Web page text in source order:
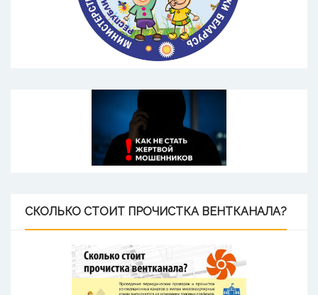
СКОЛЬКО СТОИТ ПРОЧИСТКА ВЕНТКАНАЛА?